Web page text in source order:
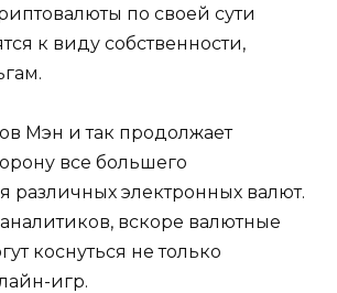
по своей сути
к виду собственности,
Мэн и так продолжает
все большего
различных электронных валют.
вскоре валютные
коснуться не только
игр.